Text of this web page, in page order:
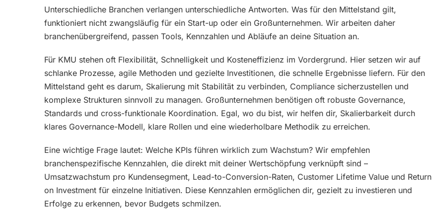
Unterschiedliche Branchen verlangen unterschiedliche Antworten. Was für den Mittelstand gilt,
funktioniert nicht zwangsläufig für ein Start-up oder ein Großunternehmen. Wir arbeiten daher
branchenübergreifend, passen Tools, Kennzahlen und Abläufe an deine Situation an.
Für KMU stehen oft Flexibilität, Schnelligkeit und Kosteneffizienz im Vordergrund. Hier setzen wir auf
schlanke Prozesse, agile Methoden und gezielte Investitionen, die schnelle Ergebnisse liefern. Für den
Mittelstand geht es darum, Skalierung mit Stabilität zu verbinden, Compliance sicherzustellen und
komplexe Strukturen sinnvoll zu managen. Großunternehmen benötigen oft robuste Governance,
Standards und cross-funktionale Koordination. Egal, wo du bist, wir helfen dir, Skalierbarkeit durch
klares Governance-Modell, klare Rollen und eine wiederholbare Methodik zu erreichen.
Eine wichtige Frage lautet: Welche KPIs führen wirklich zum Wachstum? Wir empfehlen
branchenspezifische Kennzahlen, die direkt mit deiner Wertschöpfung verknüpft sind –
Umsatzwachstum pro Kundensegment, Lead-to-Conversion-Raten, Customer Lifetime Value und Return
on Investment für einzelne Initiativen. Diese Kennzahlen ermöglichen dir, gezielt zu investieren und
Erfolge zu erkennen, bevor Budgets schmilzen.